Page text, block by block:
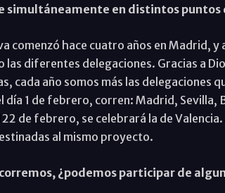
simultáneamente en distintos puntos
comenzó hace cuatro años en Madrid,
las diferentes delegaciones. Gracias a
cada año somos más las delegaciones
día 1 de febrero, corren: Madrid, Sevilla,
de febrero, se celebrará la de
al mismo proyecto.
¿podemos participar de